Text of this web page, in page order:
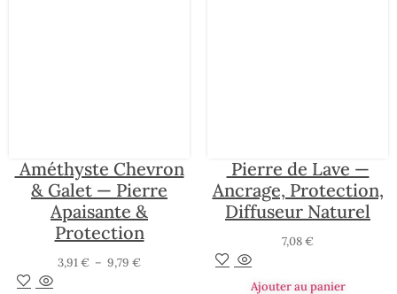
Améthyste Chevron
& Galet — Pierre
Apaisante &
Protection
3,91€ – 9,79 €
Pierre de Lave —
Ancrage, Protection,
Diffuseur Naturel
7,08€
Ajouter au panier